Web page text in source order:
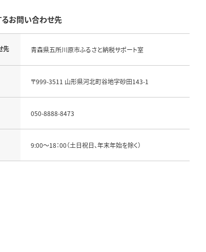
お問い合わせ先
先 青森県五所川原市ふるさと納税サポート室
〒999-3511 山形県河北町谷地字砂田143-1
050-8888-8473
9:00～18：00（土日祝日、年末年始を除く）